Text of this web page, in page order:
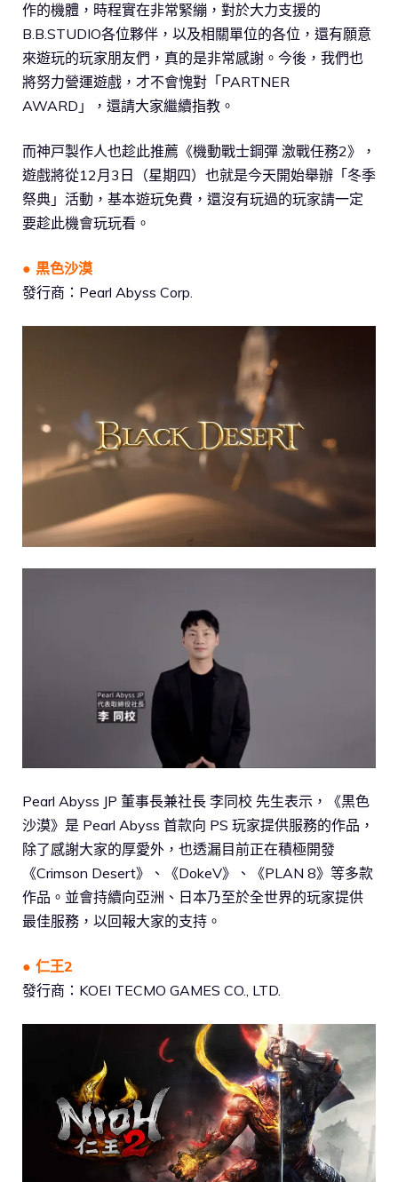
作的機體，時程實在非常緊繃，對於大力支援的
B.B.STUDIO各位夥伴，以及相關單位的各位，還有願意
來遊玩的玩家朋友們，真的是非常感謝。今後，我們也
將努力營運遊戲，才不會愧對「PARTNER
AWARD」，還請大家繼續指教。
而神戸製作人也趁此推薦《機動戰士鋼彈 激戰任務2》，
遊戲將從12月3日（星期四）也就是今天開始舉辦「冬季
祭典」活動，基本遊玩免費，還沒有玩過的玩家請一定
要趁此機會玩玩看。
● 黒色沙漠
發行商：Pearl Abyss Corp.
Pearl Abyss JP 董事長兼社長 李同校 先生表示，《黒色
沙漠》是 Pearl Abyss 首款向 PS 玩家提供服務的作品，
除了感謝大家的厚愛外，也透漏目前正在積極開發
《Crimson Desert》、《DokeV》、《PLAN 8》等多款
作品。並會持續向亞洲、日本乃至於全世界的玩家提供
最佳服務，以回報大家的支持。
● 仁王2
發行商：KOEI TECMO GAMES CO., LTD.